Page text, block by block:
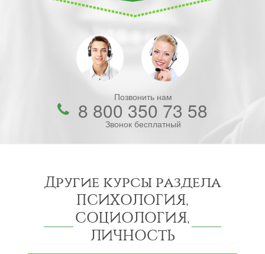
Позвонить нам
8 800 350 73 58
Звонок бесплатный
Другие курсы раздела
ПСИХОЛОГИЯ,
СОЦИОЛОГИЯ,
ЛИЧНОСТЬ